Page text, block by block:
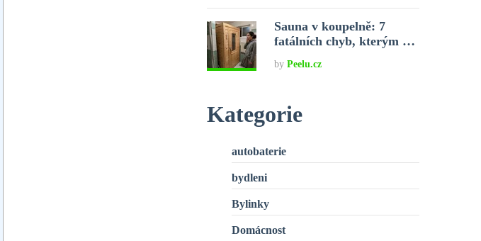
Sauna v koupelně: 7
fatálních chyb, kterým …
byPeelu.cz
Kategorie
autobaterie
bydleni
Bylinky
Domácnost